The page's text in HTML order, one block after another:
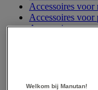
Accessoires voor
Accessoires voor
Accessoires voor
Accessoires voor
Welkom bij Manutan!